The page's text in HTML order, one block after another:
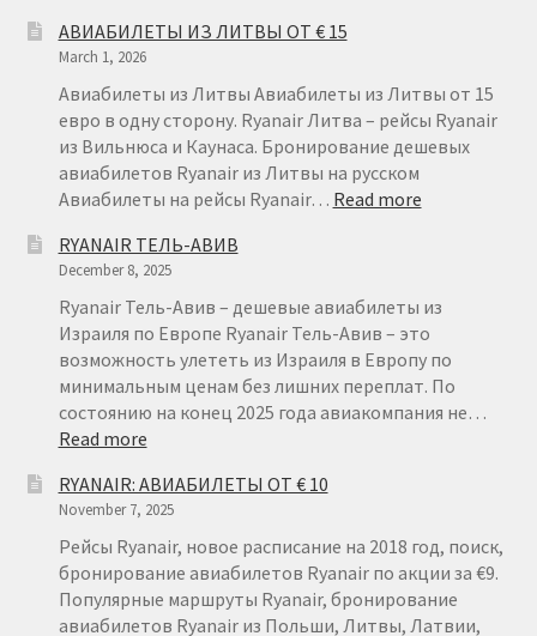
ИЗ
НА
КАНАРСКИЕ
ОСТРОВА
АВИАБИЛЕТЫ ИЗ ЛИТВЫ ОТ € 15
March 1, 2026
Авиабилеты из Литвы Авиабилеты из Литвы от 15
евро в одну сторону. Ryanair Литва – рейсы Ryanair
из Вильнюса и Каунаса. Бронирование дешевых
авиабилетов Ryanair из Литвы на русском
Авиабилеты на рейсы Ryanair… Read more:
ОТ
€
15
RYANAIR ТЕЛЬ-АВИВ
December 8, 2025
Ryanair Тель-Авив – дешевые авиабилеты из
Израиля по Европе Ryanair Тель-Авив – это
возможность улететь из Израиля в Европу по
минимальным ценам без лишних переплат. По
состоянию на конец 2025 года авиакомпания не…
Read more:
ТЕЛЬ-
АВИВ
RYANAIR: АВИАБИЛЕТЫ ОТ € 10
November 7, 2025
Рейсы Ryanair, новое расписание на 2018 год, поиск,
бронирование авиабилетов Ryanair по акции за €9.
Популярные маршруты Ryanair, бронирование
авиабилетов Ryanair из Польши, Литвы, Латвии,